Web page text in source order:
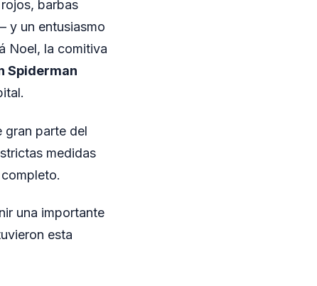
barbas
y un entusiasmo
Noel, la comitiva
Spiderman
gran parte del
medidas
una importante
esta